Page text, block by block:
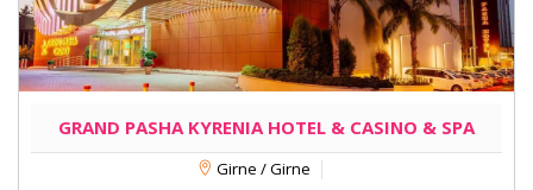
GRAND PASHA KYRENIA HOTEL & CASINO & SPA
Girne / Girne